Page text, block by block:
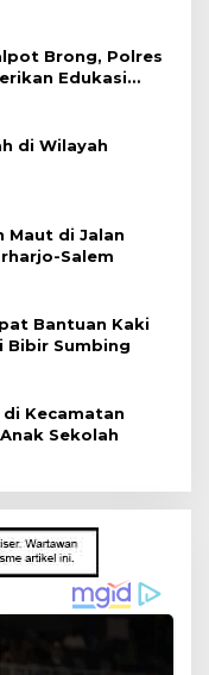
Brong, Polres
Edukasi
di Wilayah
Maut di Jalan
Salem
Bantuan Kaki
Bibir Sumbing
Kecamatan
Sekolah